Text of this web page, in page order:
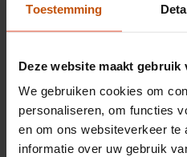
Toestemming
Deze website maakt gebruik
We gebruiken cookies om
personaliseren, om functies
en om ons websiteverkeer te
informatie over uw gebruik
merkgoedkeuring door de
vervallen.
Artikel 13.
bikes
Voor nieuwe fietsen, e-